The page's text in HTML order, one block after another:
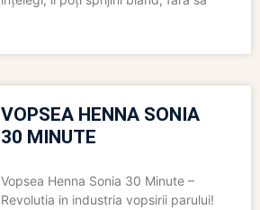
VOPSEA HENNA SONIA
30 MINUTE
Vopsea Henna Sonia 30 Minute –
Revolutia in industria vopsirii parului!